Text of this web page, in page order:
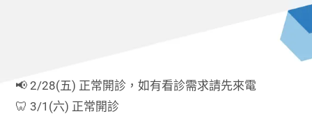
📢 2/28(五) 正常開診，如有看診需求請先來電
🦷 3/1(六) 正常開診